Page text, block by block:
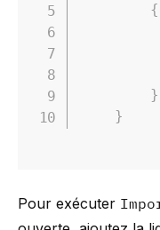
{
}
}
Pour exécuter